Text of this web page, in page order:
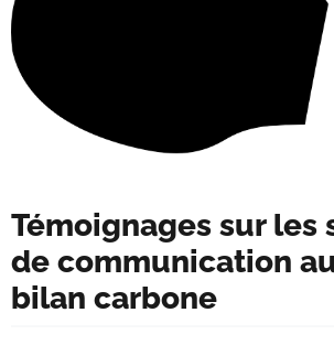
Témoignages sur les
de communication
bilan carbone